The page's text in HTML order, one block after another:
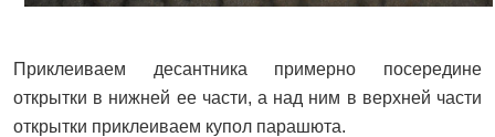
Приклеиваем десантника примерно посередине
открытки в нижней ее части, а над ним в верхней части
открытки приклеиваем купол парашюта.